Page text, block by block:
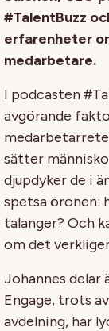
#TalentBuzz
erfarenheter
medarbetare.
I podcasten
avgörande
sätter
djupdyker de i
spetsa öronen:
talanger? Och
om det
Johannes delar
Engage, trots
avdelning, har